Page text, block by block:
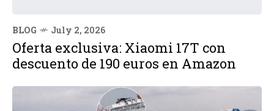
BLOG July 2, 2026
Oferta exclusiva: Xiaomi 17T con
descuento de 190 euros en Amazon